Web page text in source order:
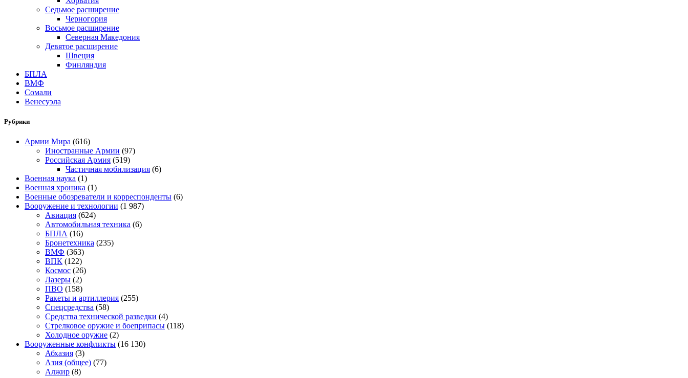
Седьмое расширение
Черногория
Восьмое расширение
Северная Македония
Девятое расширение
Швеция
Финляндия
БПЛА
ВМФ
Сомали
Венесуэла
Рубрики
Армии Мира (616)
Иностранные Армии (97)
Российская Армия (519)
Частичная мобилизация (6)
Военная наука (1)
Военная хроника (1)
Военные обозреватели и корреспонденты (6)
Вооружение и технологии (1 987)
Авиация (624)
Автомобильная техника (6)
БПЛА (16)
Бронетехника (235)
ВМФ (363)
ВПК (122)
Космос (26)
Лазеры (2)
ПВО (158)
Ракеты и артиллерия (255)
Спецсредства (58)
Средства технической разведки (4)
Стрелковое оружие и боеприпасы (118)
Холодное оружие (2)
Вооруженные конфликты (16 130)
Абхазия (3)
Азия (общее) (77)
Алжир (8)